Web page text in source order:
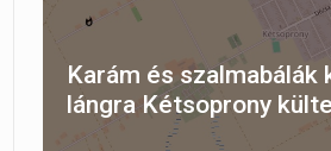
Karám és szalmabálák
lángra Kétsoprony